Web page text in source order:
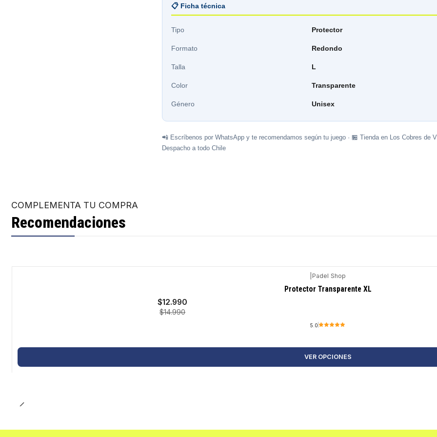
📋 Ficha técnica
Tipo Protector
Formato Redondo
Talla L
Color Transparente
Género Unisex
📲 Escríbenos por WhatsApp y te recomendamos según tu juego · 🏪 Tienda en Los Cobres de
Despacho a todo Chile
COMPLEMENTA TU COMPRA
Recomendaciones
Padel Shop
Protector Transparente XL
$12.990
$14.990
5.0
VER OPCIONES